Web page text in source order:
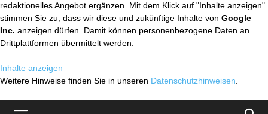
redaktionelles Angebot ergänzen. Mit dem Klick auf "Inhalte anzeigen"
stimmen Sie zu, dass wir diese und zukünftige Inhalte von Google
Inc. anzeigen dürfen. Damit können personenbezogene Daten an
Drittplattformen übermittelt werden.
Inhalte anzeigen
Weitere Hinweise finden Sie in unseren Datenschutzhinweisen